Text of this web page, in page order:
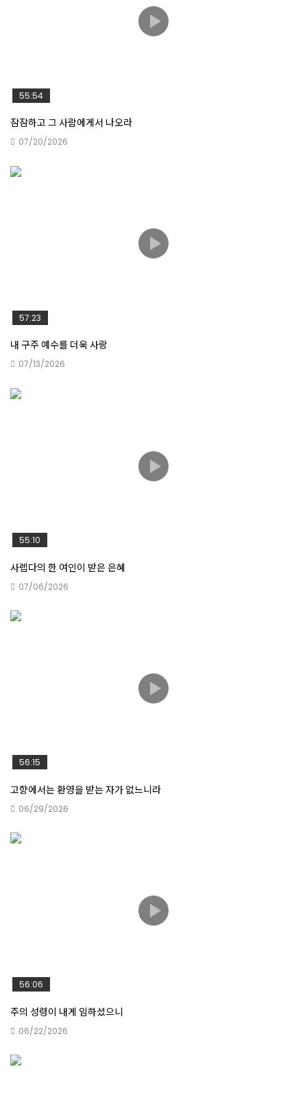
열매 맺지 아니하는 나무마다
어려서 갖는 믿음의 습관이 평생에 복이 됩니다
감사함으로 그의 문에 들어가며
55:54
잠잠하고 그 사람에게서 나오라
07/20/2026
57:23
내 구주 예수를 더욱 사랑
07/13/2026
55:10
사렙다의 한 여인이 받은 은혜
07/06/2026
56:15
고향에서는 환영을 받는 자가 없느니라
06/29/2026
56:06
주의 성령이 내게 임하셨으니
06/22/2026